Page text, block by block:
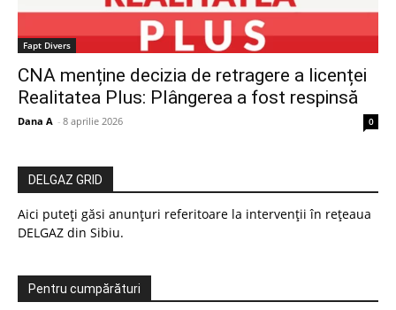
Fapt Divers
CNA menține decizia de retragere a licenței
Realitatea Plus: Plângerea a fost respinsă
Dana A - 8 aprilie 2026 0
DELGAZ GRID
Aici puteți găsi anunțuri referitoare la intervenții în rețeaua
DELGAZ din Sibiu.
Pentru cumpărături